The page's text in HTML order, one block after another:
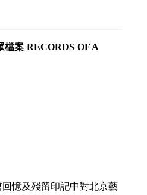
檔案 RECORDS OF A
回憶及殘留印記中對北京藝